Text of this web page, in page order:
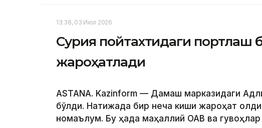
13:38, 03 Июл 2026
Сурия пойтахтидаги портлаш
жароҳатлади
ASTANA. Kazinform — Дамашқ марказидаги
бўлди. Натижада бир неча киши жароҳат олди.
номаълум. Бу ҳақда маҳаллий ОАВ ва